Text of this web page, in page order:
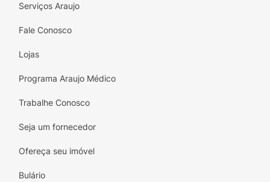
Serviços Araujo
Fale Conosco
Lojas
Programa Araujo Médico
Trabalhe Conosco
Seja um fornecedor
Ofereça seu imóvel
Bulário